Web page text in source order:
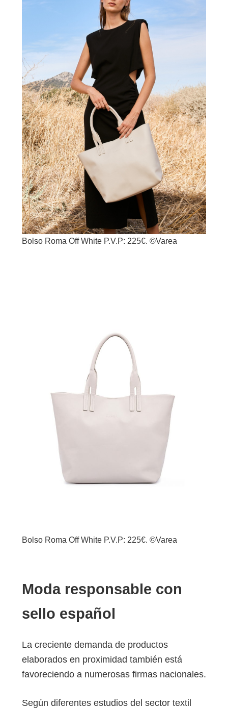
Bolso Roma Off White P.V.P: 225€. ©Varea
Bolso Roma Off White P.V.P: 225€. ©Varea
Moda responsable con
sello español
La creciente demanda de productos
elaborados en proximidad también está
favoreciendo a numerosas firmas nacionales.
Según diferentes estudios del sector textil